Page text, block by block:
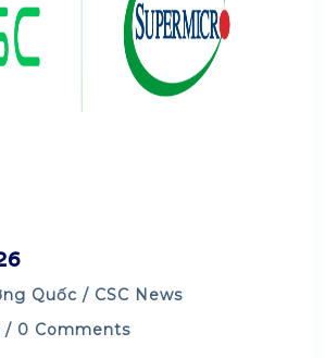
Quốc / CSC News
/ 0 Comments